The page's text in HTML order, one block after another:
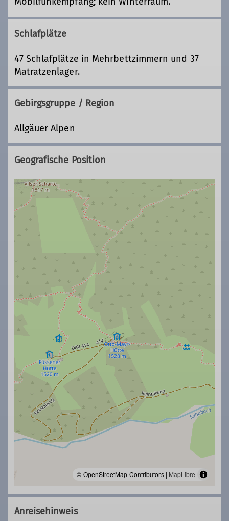
Schlafplätze
47 Schlafplätze in Mehrbettzimmern und 37
Matratzenlager.
Gebirgsgruppe / Region
Allgäuer Alpen
Geografische Position
© OpenStreetMap Contributors | MapLibre
Anreisehinweis